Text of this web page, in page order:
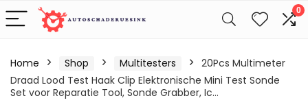
0
Home Shop Multitesters
20Pcs Multimeter
Draad Lood Test Haak Clip Elektronische Mini Test Sonde
Set voor Reparatie Tool, Sonde Grabber, Ic…